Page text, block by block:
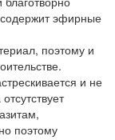
содержит эфирные
поэтому и
и не
поэтому